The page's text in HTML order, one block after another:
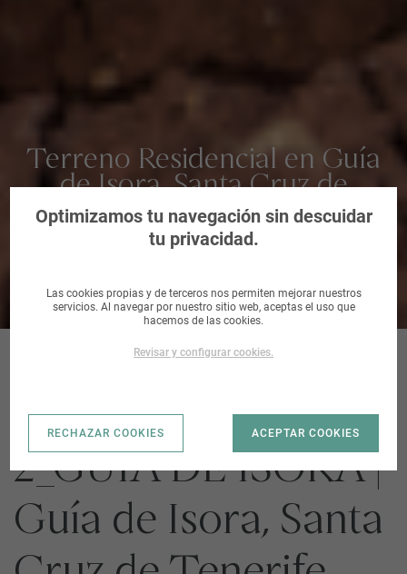
Terreno Residencial en Guía
de Isora, Santa Cruz de
Tenerife
UA LOS HOYOS
2_GUÍA DE ISORA |
Guía de Isora, Santa
Optimizamos tu navegación sin descuidar
tu privacidad.
Las cookies propias y de terceros nos permiten mejorar nuestros
servicios. Al navegar por nuestro sitio web, aceptas el uso que
hacemos de las cookies.
Revisar y configurar cookies.
RECHAZAR COOKIES ACEPTAR COOKIES